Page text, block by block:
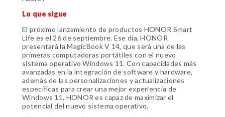
Lo que sigue
El próximo lanzamiento de productos HONOR Smart
Life es el 26 de septiembre. Ese día, HONOR
presentará la MagicBook V 14, que será una de las
primeras computadoras portátiles con el nuevo
sistema operativo Windows 11. Con capacidades más
avanzadas en la integración de software y hardware,
además de las personalizaciones y actualizaciones
específicas para crear una mejor experiencia de
Windows 11, HONOR es capaz de maximizar el
potencial del nuevo sistema operativo.